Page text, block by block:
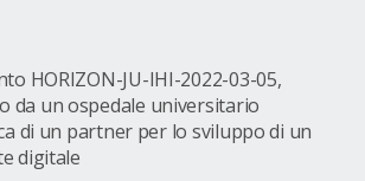
HORIZON-JU-IHI-2022-03-05,
da un ospedale universitario
di un partner per lo sviluppo di un
digitale